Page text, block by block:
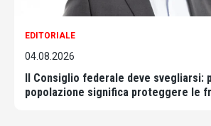
EDITORIALE
04.08.2026
Il Consiglio federale deve svegliarsi:
popolazione significa proteggere le